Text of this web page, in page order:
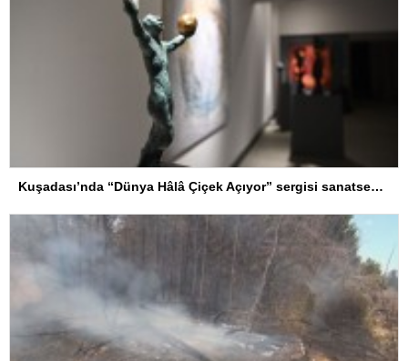
Kuşadası’nda “Dünya Hâlâ Çiçek Açıyor” sergisi sanatseverlerle buluşuyor